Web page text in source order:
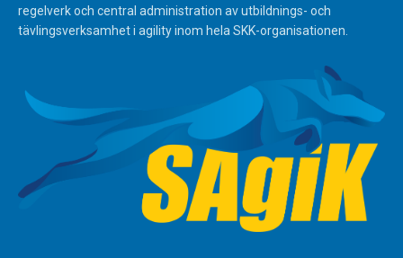
regelverk och central administration av utbildnings- och
tävlingsverksamhet i agility inom hela SKK-organisationen.